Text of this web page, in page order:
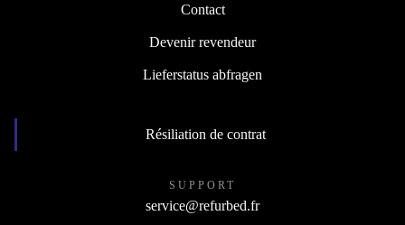
Contact
Devenir revendeur
Lieferstatus abfragen
Résiliation de contrat
SUPPORT
service@refurbed.fr